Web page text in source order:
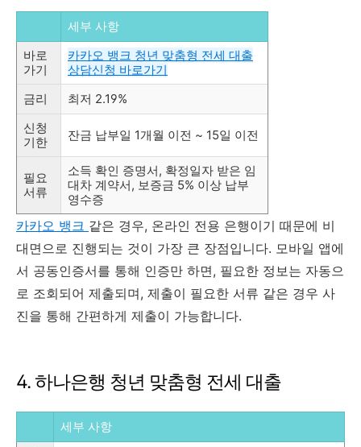
세부 사항
바로
가기
카카오 뱅크 청년 맞춤형 전세 대출
상담신청 바로가기
금리
최저 2.19%
신청
기한
잔금 납부일 1개월 이전 ~ 15일 이전
필요
서류
소득 확인 증명서, 확정일자 받은 임
대차 계약서, 보증금 5% 이상 납부
영수증
카카오 뱅크 같은 경우, 온라인 전용 은행이기 때문에 비
대면으로 진행되는 것이 가장 큰 장점입니다. 모바일 앱에
서 공동인증서를 통해 인증만 하면, 필요한 정보는 자동으
로 조회되어 제출되며, 제출이 필요한 서류 같은 경우 사
진을 통해 간편하게 제출이 가능합니다.
4. 하나은행 청년 맞춤형 전세 대출
세부 사항